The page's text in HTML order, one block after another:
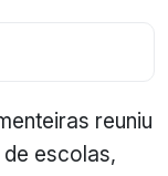
reuniu
escolas,